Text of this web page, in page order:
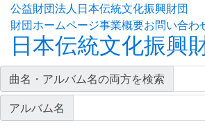
公益財団法人日本伝統文化振興財団
財団ホームページ事業概要お問い合わ
日本伝統文化振興
曲名・アルバム名の両方を検索
アルバム名